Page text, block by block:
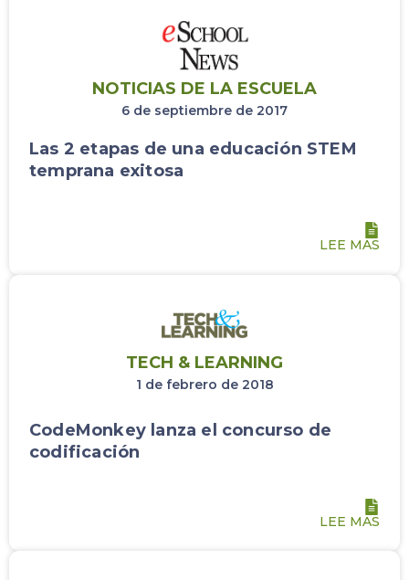
NOTICIAS DE LA ESCUELA
6 de septiembre de 2017
Las 2 etapas de una educación STEM
temprana exitosa
LEE MAS
TECH & LEARNING
1 de febrero de 2018
CodeMonkey lanza el concurso de
codificación
LEE MAS